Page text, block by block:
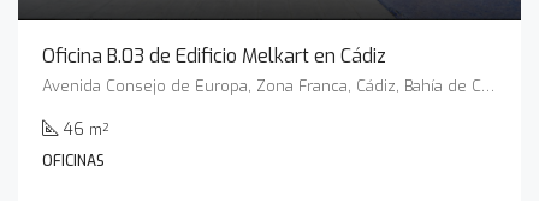
Oficina B.03 de Edificio Melkart en Cádiz
Avenida Consejo de Europa, Zona Franca, Cádiz, Bahía de Cádiz, Cádiz, Andalucía, 11011, España
46 m²
OFICINAS